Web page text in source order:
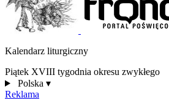
Kalendarz liturgiczny
Piątek XVIII tygodnia okresu zwykłego
Polska ▾
Reklama